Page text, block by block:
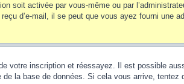
soit activée par vous-même ou par
d’e-mail, il se peut que vous ayez fourni une
votre inscription et réessayez. Il est possible
la base de données. Si cela vous arrive,